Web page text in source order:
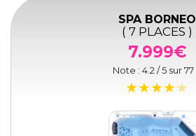
SPA BORNEO
( 7 PLACES )
7.999€
Note : 4.2 / 5 sur77